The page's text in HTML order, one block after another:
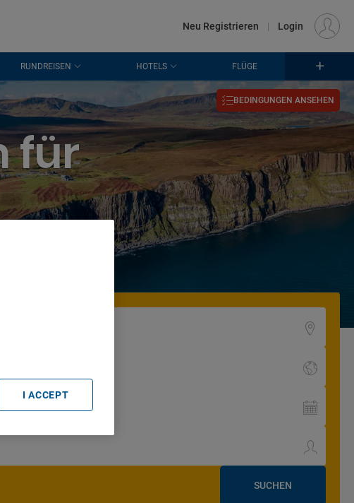
EUR
Neu Registrieren | Login
RUNDREISEN HOTELS FLÜGE
für
BEDINGUNGEN ANSEHEN
SUCHEN
I ACCEPT